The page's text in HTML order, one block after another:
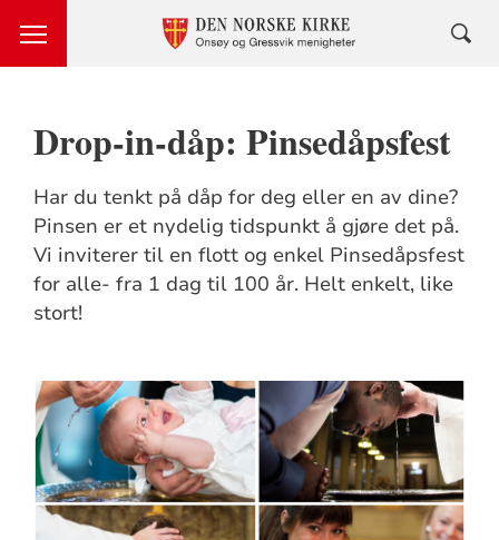
Drop-in-dåp: Pinsedåpsfest
Har du tenkt på dåp for deg eller en av dine?
Pinsen er et nydelig tidspunkt å gjøre det på.
Vi inviterer til en flott og enkel Pinsedåpsfest
for alle- fra 1 dag til 100 år. Helt enkelt, like
stort!